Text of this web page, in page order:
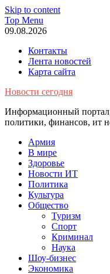
Skip to content
Top Menu
09.08.2026
Контакты
Лента новостей
Карта сайта
Новости сегодня
Информационный
политики, финансов, ит
Армия
В мире
Здоровье
Новости ИТ
Политика
Культура
Общество
Туризм
Спорт
Криминал
Наука
Шоу-бизнес
Экономика